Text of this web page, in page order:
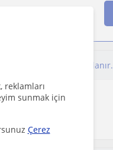
reklamları
sunmak için
Çerez
yapılır ve ilerleme sağlanır.